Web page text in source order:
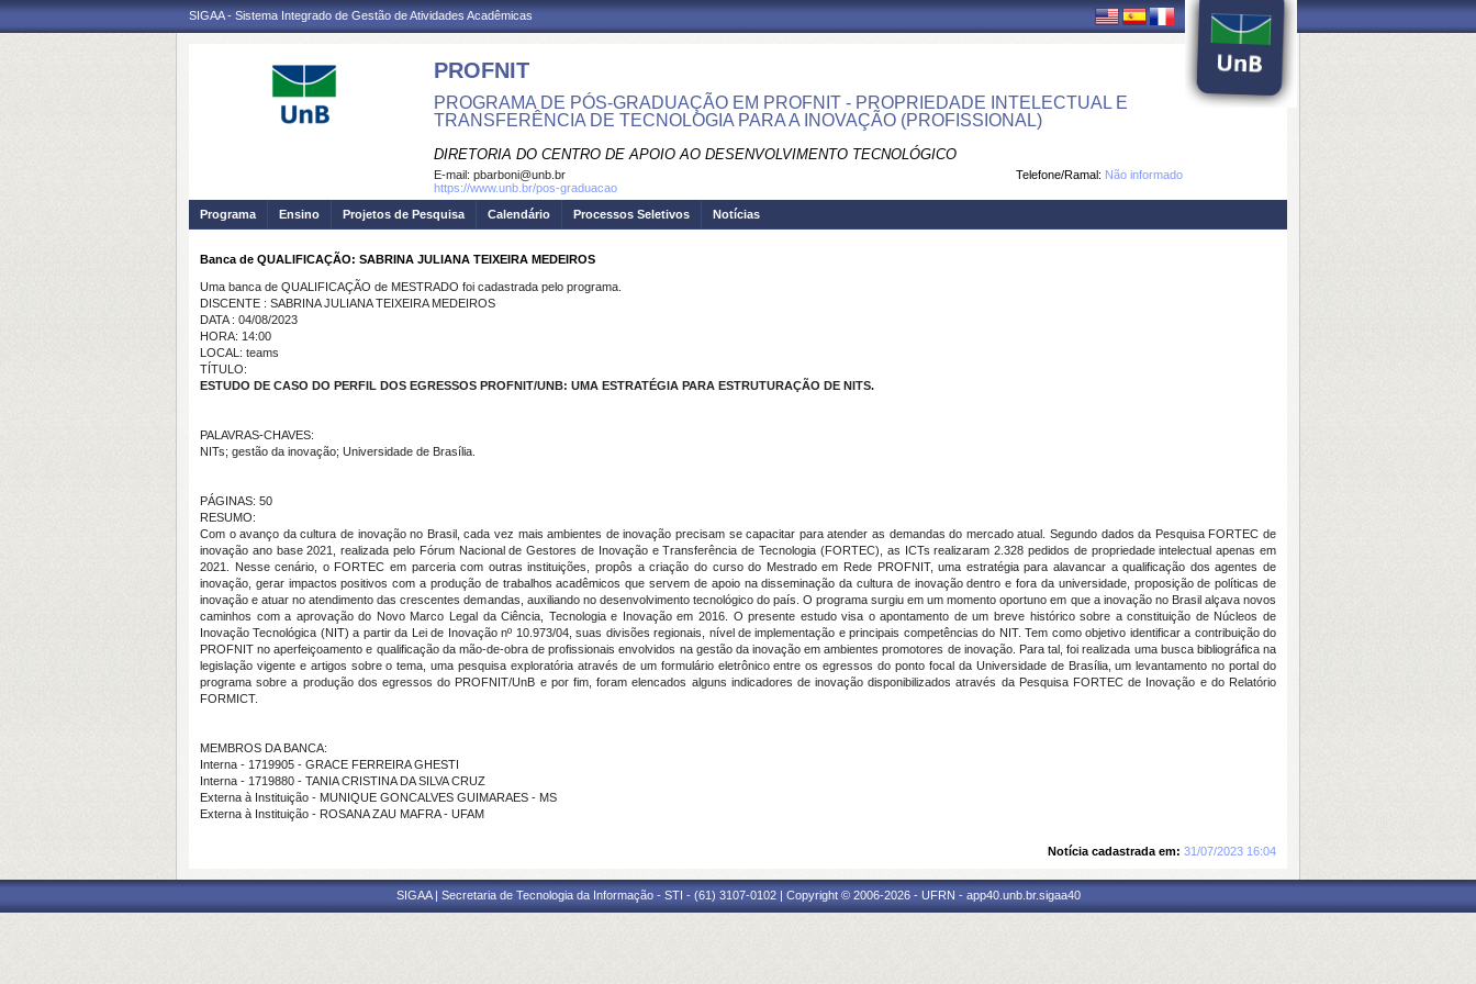
SIGAA - Sistema Integrado de Gestão de Atividades Acadêmicas
PROFNIT
PROGRAMA DE PÓS-GRADUAÇÃO EM PROFNIT - PROPRIEDADE INTELECTUAL E
TRANSFERÊNCIA DE TECNOLOGIA PARA A INOVAÇÃO (PROFISSIONAL)
DIRETORIA DO CENTRO DE APOIO AO DESENVOLVIMENTO TECNOLÓGICO
Telefone/Ramal: Não informado
E-mail: pbarboni@unb.br
https://www.unb.br/pos-graduacao
Programa
Ensino Projetos de Pesquisa Calendário Processos Seletivos Notícias
Banca de QUALIFICAÇÃO: SABRINA JULIANA TEIXEIRA MEDEIROS
Uma banca de QUALIFICAÇÃO de MESTRADO foi cadastrada pelo programa.
DISCENTE : SABRINA JULIANA TEIXEIRA MEDEIROS
DATA : 04/08/2023
HORA: 14:00
LOCAL: teams
TÍTULO:
ESTUDO DE CASO DO PERFIL DOS EGRESSOS PROFNIT/UNB: UMA ESTRATÉGIA PARA ESTRUTURAÇÃO DE NITS.
PALAVRAS-CHAVES:
NITs; gestão da inovação; Universidade de Brasília.
PÁGINAS: 50
RESUMO:
Com o avanço da cultura de inovação no Brasil, cada vez mais ambientes de inovação precisam se capacitar para atender as demandas do mercado atual. Segundo dados da Pesquisa FORTEC de
inovação ano base 2021, realizada pelo Fórum Nacional de Gestores de Inovação e Transferência de Tecnologia (FORTEC), as ICTs realizaram 2.328 pedidos de propriedade intelectual apenas em
2021. Nesse cenário, o FORTEC em parceria com outras instituições, propôs a criação do curso do Mestrado em Rede PROFNIT, uma estratégia para alavancar a qualificação dos agentes de
inovação, gerar impactos positivos com a produção de trabalhos acadêmicos que servem de apoio na disseminação da cultura de inovação dentro e fora da universidade, proposição de políticas de
inovação e atuar no atendimento das crescentes demandas, auxiliando no desenvolvimento tecnológico do país. O programa surgiu em um momento oportuno em que a inovação no Brasil alçava novos
caminhos com a aprovação do Novo Marco Legal da Ciência, Tecnologia e Inovação em 2016. O presente estudo visa o apontamento de um breve histórico sobre a constituição de Núcleos de
Inovação Tecnológica (NIT) a partir da Lei de Inovação nº 10.973/04, suas divisões regionais, nível de implementação e principais competências do NIT. Tem como objetivo identificar a contribuição do
PROFNIT no aperfeiçoamento e qualificação da mão-de-obra de profissionais envolvidos na gestão da inovação em ambientes promotores de inovação. Para tal, foi realizada uma busca bibliográfica na
legislação vigente e artigos sobre o tema, uma pesquisa exploratória através de um formulário eletrônico entre os egressos do ponto focal da Universidade de Brasília, um levantamento no portal do
programa sobre a produção dos egressos do PROFNIT/UnB e por fim, foram elencados alguns indicadores de inovação disponibilizados através da Pesquisa FORTEC de Inovação e do Relatório
FORMICT.
MEMBROS DA BANCA:
Interna - 1719905 - GRACE FERREIRA GHESTI
Interna - 1719880 - TANIA CRISTINA DA SILVA CRUZ
Externa à Instituição - MUNIQUE GONCALVES GUIMARAES - MS
Externa à Instituição - ROSANA ZAU MAFRA - UFAM
Notícia cadastrada em: 31/07/2023 16:04
SIGAA | Secretaria de Tecnologia da Informação - STI - (61) 3107-0102 | Copyright © 2006-2026 - UFRN - app40.unb.br.sigaa40